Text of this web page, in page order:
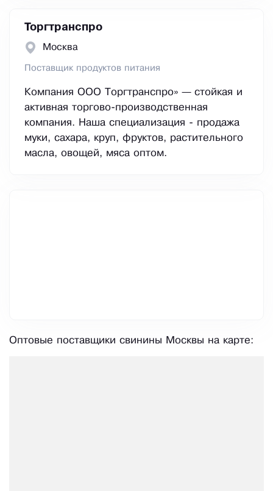
Торгтранспро
Москва
Поставщик продуктов питания
Компания ООО Торгтранспро» — стойкая и
активная торгово-производственная
компания. Наша специализация - продажа
муки, сахара, круп, фруктов, растительного
масла, овощей, мяса оптом.
Оптовые поставщики свинины Москвы на карте: